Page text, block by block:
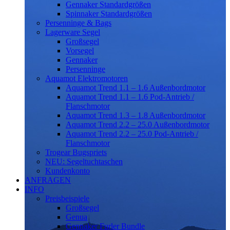
Gennaker Standardgrößen
Spinnaker Standardgrößen
Persenninge & Bags
Lagerware Segel
Großsegel
Vorsegel
Gennaker
Persenninge
Aquamot Elektromotoren
Aquamot Trend 1.1 – 1.6 Außenbordmotor
Aquamot Trend 1.1 – 1.6 Pod-Antrieb /
Flanschmotor
Aquamot Trend 1.3 – 1.8 Außenbordmotor
Aquamot Trend 2.2 – 25.0 Außenbordmotor
Aquamot Trend 2.2 – 25.0 Pod-Antrieb /
Flanschmotor
Trogear Bugspriets
NEU: Segeltuchtaschen
Kundenkonto
ANFRAGEN
INFO
Preisbeispiele
Großsegel
Genua
Gennaker Furler Bundle